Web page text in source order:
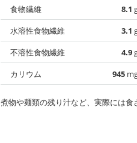
食物繊維
8.1
水溶性食物繊維
3.1
不溶性食物繊維
4.9
カリウム
945
煮物や麺類の残り汁など、実際には食